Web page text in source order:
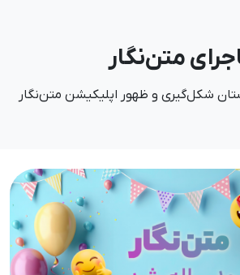
متن‌نگار
شکل‌گیری و ظهور اپلیکیشن متن‌نگار